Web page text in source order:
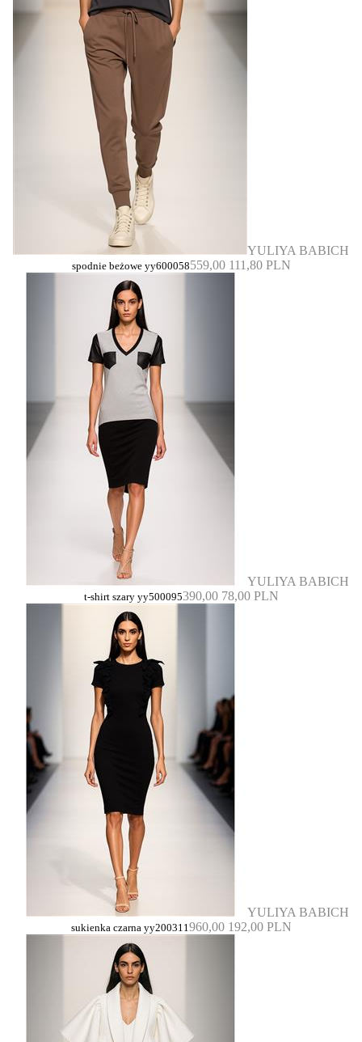
YULIYA BABICH
spodnie beżowe yy600058559,00 111,80 PLN
YULIYA BABICH
t-shirt szary yy500095390,00 78,00 PLN
YULIYA BABICH
sukienka czarna yy200311960,00 192,00 PLN